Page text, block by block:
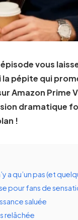
vous
la pépite qui
Amazon
dramatique
!
a qu’un pas (et
pour fans de
saluée
relâchée